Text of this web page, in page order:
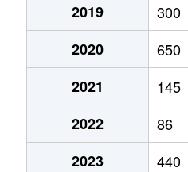
2019
300
2020
650
2021
145
2022
86
2023
440